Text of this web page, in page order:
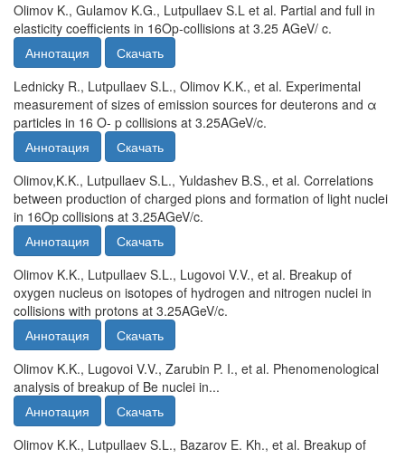
Olimov K., Gulamov K.G., Lutpullaev S.L et al. Partial and full in
elasticity coeﬃcients in 16Op-collisions at 3.25 AGeV/ c.
Аннотация
Скачать
Lednicky R., Lutpullaev S.L., Olimov K.K., et al. Experimental
measurement of sizes of emission sources for deuterons and α
particles in 16 O- p collisions at 3.25AGeV/c.
Аннотация
Скачать
Olimov,K.K., Lutpullaev S.L., Yuldashev B.S., et al. Correlations
between production of charged pions and formation of light nuclei
in 16Op collisions at 3.25AGeV/c.
Аннотация
Скачать
Olimov K.K., Lutpullaev S.L., Lugovoi V.V., et al. Breakup of
oxygen nucleus on isotopes of hydrogen and nitrogen nuclei in
collisions with protons at 3.25AGeV/c.
Аннотация
Скачать
Olimov K.K., Lugovoi V.V., Zarubin P. I., et al. Phenomenological
analysis of breakup of Be nuclei in...
Аннотация
Скачать
Olimov K.K., Lutpullaev S.L., Bazarov E. Kh., et al. Breakup of